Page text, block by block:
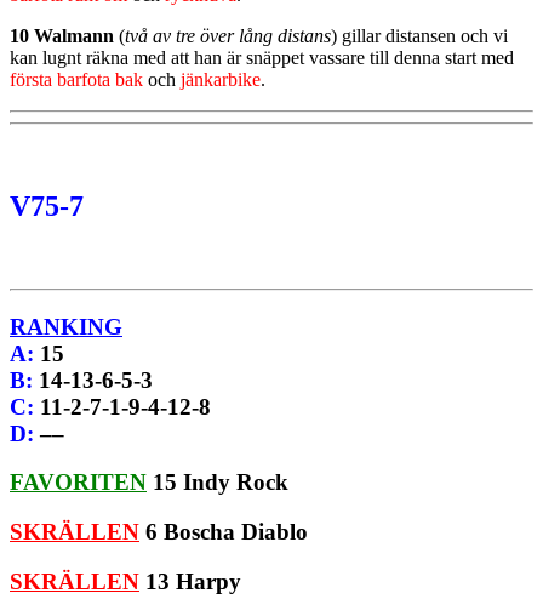
10 Walmann (två av tre över lång distans) gillar distansen och vi
kan lugnt räkna med att han är snäppet vassare till denna start med
första barfota bak och jänkarbike.
V75-7
RANKING
A: 15
B: 14-13-6-5-3
C: 11-2-7-1-9-4-12-8
D: ––
FAVORITEN 15 Indy Rock
SKRÄLLEN 6 Boscha Diablo
SKRÄLLEN 13 Harpy